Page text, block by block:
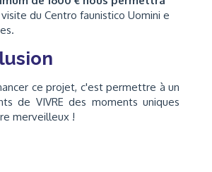
du Centro faunistico Uomini e
ce projet, c'est permettre à un
de VIVRE des moments uniques
merveilleux !